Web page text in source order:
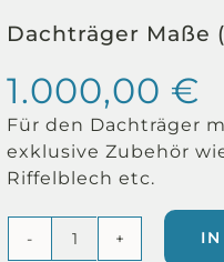
Dachträger Maße
1.000,00 €
Für den Dachträger
exklusive Zubehör
Riffelblech etc.
Nissan